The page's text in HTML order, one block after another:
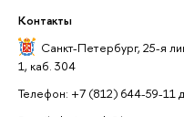
Контакты
Санкт-Петербург, 25-я
1, каб. 304
Телефон: +7 (812) 644-59-11